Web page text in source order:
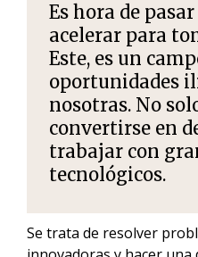
Es hora de
acelerar para
Este, es un
oportunidades
nosotras. No
convertirse en
trabajar con
tecnológicos.
Se trata de resolver